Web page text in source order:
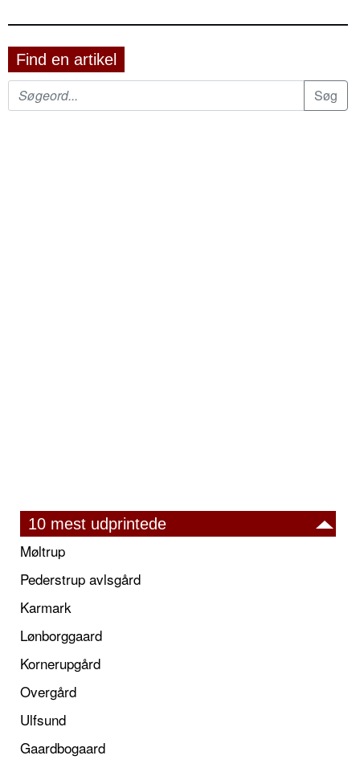
Find en artikel
10 mest udprintede
Møltrup
Pederstrup avlsgård
Karmark
Lønborggaard
Kornerupgård
Overgård
Ulfsund
Gaardbogaard